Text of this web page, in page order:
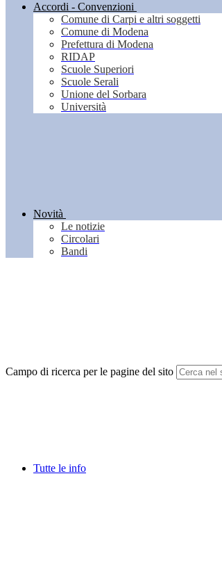
Accordi - Convenzioni
Comune di Carpi e altri soggetti
Comune di Modena
Prefettura di Modena
RIDAP
Scuole Superiori
Scuole Serali
Unione del Sorbara
Università
Novità
Le notizie
Circolari
Bandi
Campo di ricerca per le pagine del sito
Tutte le info